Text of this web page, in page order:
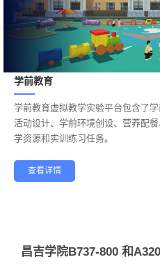
学前教育
——
学前教育虚拟教学实验平台包含了
活动设计、学前环境创设、营养配
学资源和实训练习任务。
查看详情
昌吉学院B737-800 和